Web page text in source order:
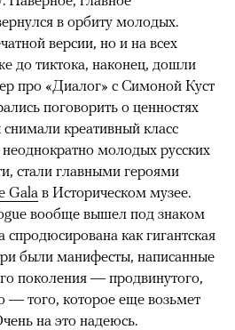
в орбиту молодых.
версии, но и на всех
до тиктока, наконец, дошли
про «Диалог» с Симоной Куст
поговорить о ценностях
креативный класс
молодых русских
стали главными героями
Gala в Историческом музее.
вообще вышел под знаком
спродюсирована как гигантская
были манифесты, написанные
поколения — продвинутого,
— того, которое еще возьмет
на это надеюсь.